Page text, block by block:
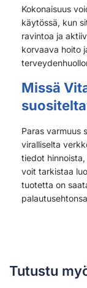
Kokonaisuus
käytössä, kun
ravintoa ja
korvaava hoito
Missä
Paras varmuus
viralliselta
tiedot
voit tarkistaa
tuotetta on
Tutustu